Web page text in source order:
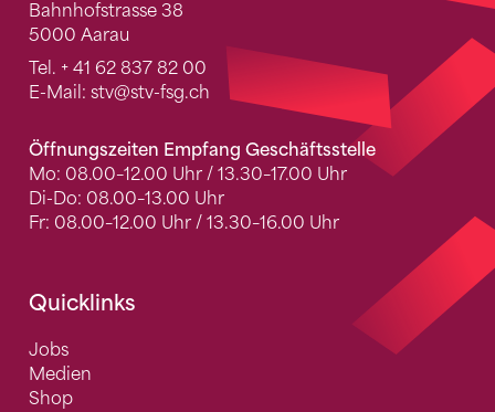
Bahnhofstrasse 38
5000 Aarau
Tel. + 41 62 837 82 00
E-Mail: stv@stv-fsg.ch
Öffnungszeiten Empfang Geschäftsstelle
Mo: 08.00–12.00 Uhr / 13.30–17.00 Uhr
Di-Do: 08.00–13.00 Uhr
Fr: 08.00–12.00 Uhr / 13.30–16.00 Uhr
Quicklinks
Jobs
Medien
Shop